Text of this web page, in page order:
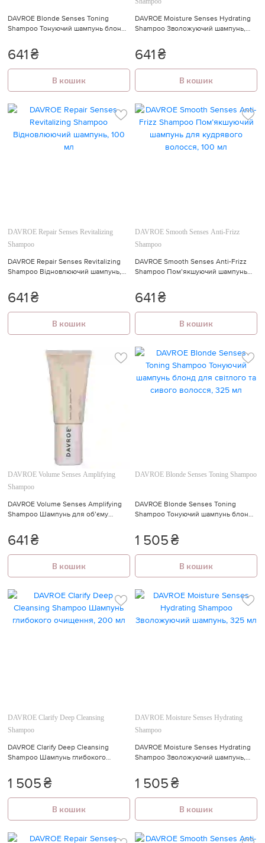
DAVROE Blonde Senses Toning
Shampoo Тонуючий шампунь блонд
мл
641₴
В кошик
DAVROE Moisture Senses Hydrating
Shampoo Зволожуючий шампунь,
641₴
В кошик
DAVROE Repair Senses Revitalizing
Shampoo
DAVROE Repair Senses Revitalizing
Shampoo Відновлюючий шампунь,
641₴
В кошик
DAVROE Smooth Senses Anti-Frizz
Shampoo
DAVROE Smooth Senses Anti-Frizz
Shampoo Пом’якшуючий шампунь
641₴
В кошик
DAVROE Volume Senses Amplifying
Shampoo
DAVROE Volume Senses Amplifying
Shampoo Шампунь для об’єму
641₴
В кошик
DAVROE Blonde Senses Toning Shampoo
DAVROE Blonde Senses Toning
Shampoo Тонуючий шампунь блонд
мл
1 505₴
В кошик
DAVROE Clarify Deep Cleansing
Shampoo
DAVROE Clarify Deep Cleansing
Shampoo Шампунь глибокого
1 505₴
В кошик
DAVROE Moisture Senses Hydrating
Shampoo
DAVROE Moisture Senses Hydrating
Shampoo Зволожуючий шампунь,
1 505₴
В кошик